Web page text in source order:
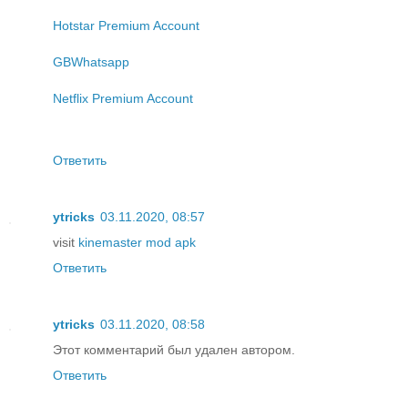
Hotstar Premium Account
GBWhatsapp
Netflix Premium Account
Ответить
ytricks 03.11.2020, 08:57
visit kinemaster mod apk
Ответить
ytricks 03.11.2020, 08:58
Этот комментарий был удален автором.
Ответить